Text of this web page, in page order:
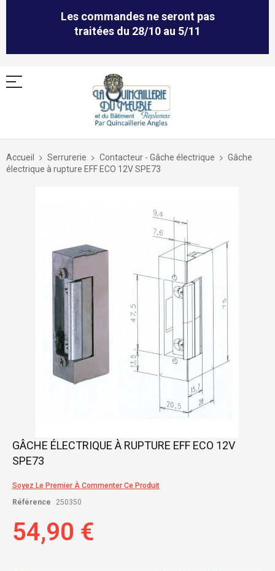
Les commandes ne seront pas
traitées du 28/10 au 5/11
Allez
contenu
Accueil Serrurerie Contacteur - Gâche électrique
Gâche
électrique à rupture EFF ECO 12V SPE73
Skip
the
of
images
GÂCHE ÉLECTRIQUE À RUPTURE EFF ECO 12V
SPE73
Soyez Le Premier À Commenter Ce Produit
Référence
250350
54,90 €